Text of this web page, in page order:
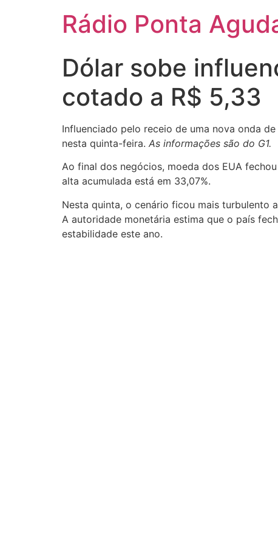
Rádio Ponta
Dólar sobe
cotado a R$ 5,33
Influenciado pelo receio de uma nova onda
nesta quinta-feira. As informações são do G1.
Ao final dos negócios, moeda dos EUA
alta acumulada está em 33,07%.
Nesta quinta, o cenário ficou mais turbulento
A autoridade monetária estima que o país
estabilidade este ano.